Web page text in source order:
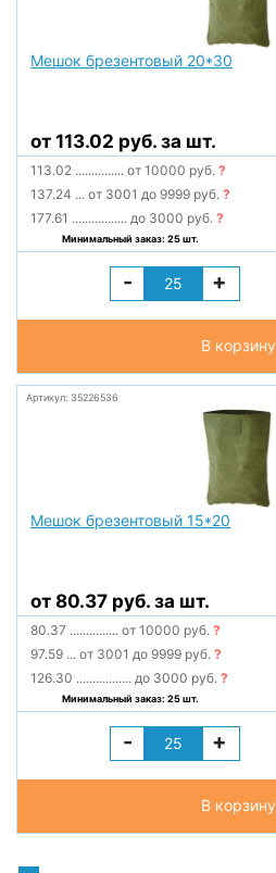
Мешок брезентовый 20*30
от 113.02 руб. за шт.
113.02 ............... от 10000 руб.?
137.24 ... от 3001 до 9999 руб.?
177.61 ................. до 3000 руб.?
Минимальный заказ: 25 шт.
- +
В корзину
Артикул: 35226536
Мешок брезентовый 15*20
от 80.37 руб. за шт.
80.37 ............... от 10000 руб.?
97.59 ... от 3001 до 9999 руб.?
126.30 ................. до 3000 руб.?
Минимальный заказ: 25 шт.
- +
В корзину